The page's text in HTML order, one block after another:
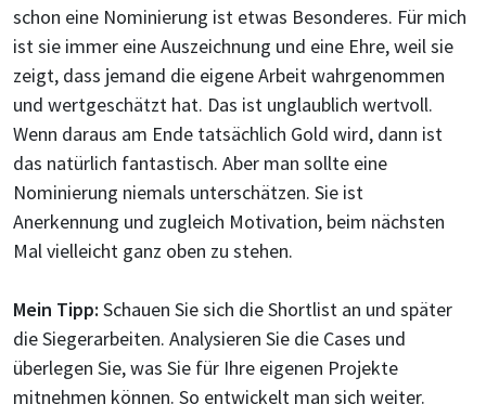
schon eine Nominierung ist etwas Besonderes. Für mich
ist sie immer eine Auszeichnung und eine Ehre, weil sie
zeigt, dass jemand die eigene Arbeit wahrgenommen
und wertgeschätzt hat. Das ist unglaublich wertvoll.
Wenn daraus am Ende tatsächlich Gold wird, dann ist
das natürlich fantastisch. Aber man sollte eine
Nominierung niemals unterschätzen. Sie ist
Anerkennung und zugleich Motivation, beim nächsten
Mal vielleicht ganz oben zu stehen.
Mein Tipp: Schauen Sie sich die Shortlist an und später
die Siegerarbeiten. Analysieren Sie die Cases und
überlegen Sie, was Sie für Ihre eigenen Projekte
mitnehmen können. So entwickelt man sich weiter.